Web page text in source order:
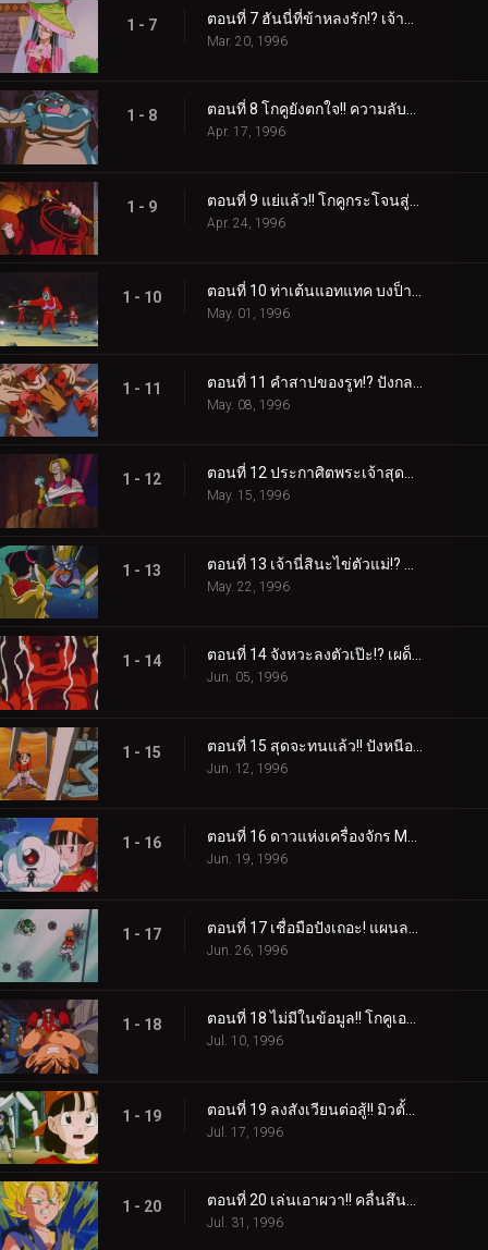
1 - 7
Mar. 20, 1996
1 - 8 ตอนที่ 8 โกคูยังตกใจ!! ความลับของพลังหนวด
Apr. 17, 1996
1 - 9
Apr. 24, 1996
1 - 10 ตอนที่ 10 ท่าเต้นแอทแทค บงป็าปป้า
May. 01, 1996
1 - 11
May. 08, 1996
1 - 12 ตอนที่ 12 ประกาศิตพระเจ้าสุดทน!! รูทถูกปลุกให้ตื่น
May. 15, 1996
1 - 13
May. 22, 1996
1 - 14 ตอนที่ 14 จังหวะลงตัวเป๊ะ!? เผด็จศึกเจ้ารูท!!
Jun. 05, 1996
1 - 15
Jun. 12, 1996
1 - 16 ตอนที่ 16 ดาวแห่งเครื่องจักร M2 --- กิลล์หักหลังพวกเรางั้นหรือ!?
Jun. 19, 1996
1 - 17
Jun. 26, 1996
1 - 18 ตอนที่ 18 ไม่มีในข้อมูล!! โกคูเอาจริงขึ้นมาแล้ว
Jul. 10, 1996
1 - 19
Jul. 17, 1996
1 - 20 ตอนที่ 20 เล่นเอาผวา!! คลื่นสึนามิโลหะบุกจู่โจมโกคู
Jul. 31, 1996